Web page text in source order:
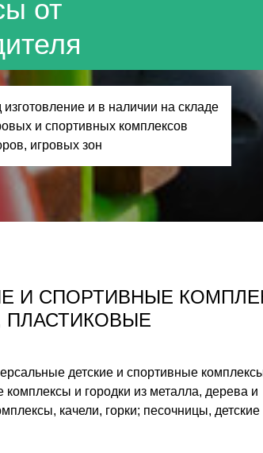
от
и в наличии на складе
и спортивных комплексов
игровых зон
И СПОРТИВНЫЕ
ПЛАСТИКОВЫЕ
детские и спортивные
и городки из металла, дерева и
качели, горки; песочницы, детские